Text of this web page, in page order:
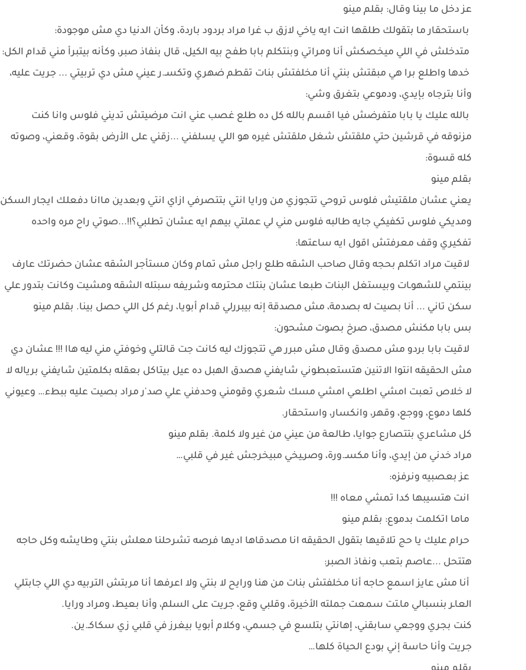
عز دخل ما بينا وقال: بقلم مينو
باستحقار ما بتقولك طلقها انت ايه ياخي لازق ب غرا مراد بردود باردة، وكأن الدنيا دي مش موجودة:
متدخلش في اللي ميخصكش أنا ومراتي وبنتكلم بابا طفح بيه الكيل، قال بنفاذ صبر، وكأنه بيتبرأ مني قدام الكل:
خدها واطلع برا هي مبقتش بنتي أنا مخلفتش بنات تقطم ضهري وتكسـ.ر عيني مش دي تربيتي ... جريت عليه،
وأنا بترجاه بإيدي، ودموعي بتغرق وشي:
بالله عليك يا بابا متفرضش فيا اقسم بالله كل ده طلع غصب عني انت مرضيتش تديني فلوس وانا كنت
مزنوقه في قرشين حتي ملقتش شغل ملقتش غيره هو اللي يسلفني ...زقني على الأرض بقوة، وقعني، وصوته
كله قسوة:
بقلم مينو
يعني عشان ملقتيش فلوس تروحي تتجوزي من ورايا انتي بتتصرفي ازاي انتي وبعدين ماانا دفعلك ايجار السكن
ومديكي فلوس تكفيكي جايه طالبه فلوس مني لي عملتي بيهم ايه عشان تطلبي؟!!...صوتي راح مره واحده
تفكيري وقف معرفتش اقول ايه ساعتها:
لاقيت مراد اتكلم بحجه وقال صاحب الشقه طلع راجل مش تمام وكان مستأجر الشقه عشان حضرتك عارف
بينتمي للشهوـات وبيستغل البنات طبعا عشان بنتك محترمه وشريفه سبتله الشقه ومشيت وكانت بتدور علي
سكن تاني ... أنا بصيت له بصدمة، مش مصدقة إنه بيبررلي قدام أبويا، رغم كل اللي حصل بينا. بقلم مينو
بس بابا مكنش مصدق، صرخ بصوت مشحون:
لاقيت بابا بردو مش مصدق وقال مش مبرر هي تتجوزك ليه كانت جت قالتلي وخوفتي مني ليه هاا !!! عشان دي
مش الحقيقه انتوا الاتنين هتستعبطوني شايفني هصدق الهبل ده عيل بيتاكل بعقله بكلمتين شايفني برياله لا
لا خلاص تعبت امشي اطلعي امشي مسك شعري وقومني وحدفني علي صد'ر مراد بصيت عليه ببطء… وعيوني
كلها دموع، ووجع، وقهر، وانكسار، واستحقار.
كل مشاعري بتتصارع جوايا، طالعة من عيني من غير ولا كلمة. بقلم مينو
مراد خدني من إيدي، وأنا مكسـ.ورة، وصرـيخي مبيخرجش غير في قلبي…
عز بعصبيه ونرفزه:
انت هتسيبها كدا تمشي معاه !!!
ماما اتكلمت بدموع: بقلم مينو
حرام عليك يا حج تلاقيها بتقول الحقيقه انا مصدقاها اديها فرصه تشرحلنا معلش بنتي وطايشه وكل حاجه
هتتحل ...عاصم بتعب ونفاذ الصبر:
أنا مش عايز اسمع حاجه أنا مخلفتش بنات من هنا ورايح لا بنتي ولا اعرفها أنا مربتش التربيه دي اللي جابتلي
العاـر بنسبالي ماـتت سمعت جملته الأخيرة، وقلبي وقع، جريت على السلم، وأنا بعيط، ومراد ورايا.
كنت بجري ووجعي سابقني، إهانتي بتلسع في جسمي، وكلام أبويا بيغرز في قلبي زي سكاكـ.ين.
جريت وأنا حاسة إني بودع الحياة كلها…